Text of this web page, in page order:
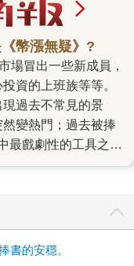
幣漲無疑》?
資的上班族等等。
過去不常見的景
變熱門；過去被捧
最戲劇性的工具之
漲幅高達十倍以上。
下近65000美金的歷
一路下滑，同樣在
書的安穩。